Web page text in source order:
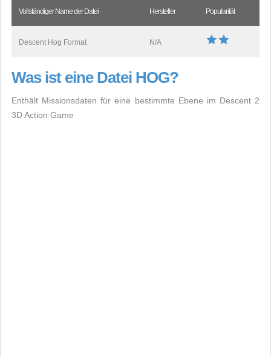
Vollständiger Name der Datei Hersteller Popularität
Descent Hog Format N/A
Was ist eine Datei HOG?
Enthält Missionsdaten für eine bestimmte Ebene im Descent 2
3D Action Game